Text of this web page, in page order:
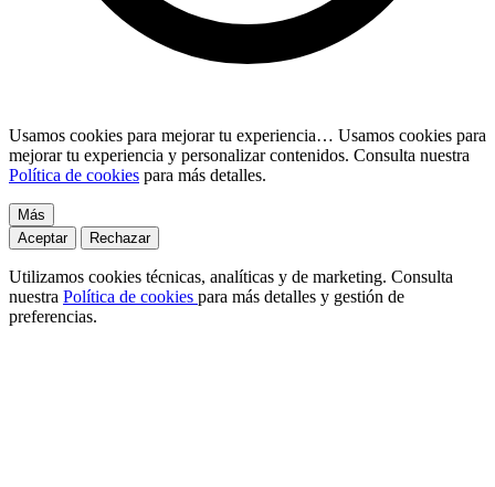
Usamos cookies para mejorar tu experiencia… Usamos cookies para
mejorar tu experiencia y personalizar contenidos. Consulta nuestra
Política de cookies para más detalles.
Más
Aceptar
Rechazar
Utilizamos cookies técnicas, analíticas y de marketing. Consulta
nuestra Política de cookies para más detalles y gestión de
preferencias.